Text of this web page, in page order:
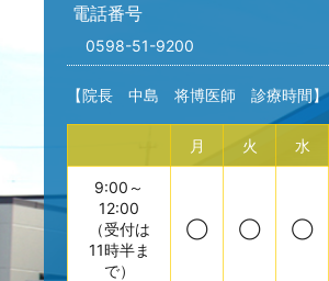
電話番号
0598-51-9200
【院長 中島 将博医師 診療時間】
月 火 水
9:00～
12:00
（受付は
11時半ま
で）
◯ ◯ ◯